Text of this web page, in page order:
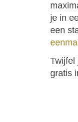
je in
een
Twijfel
gratis